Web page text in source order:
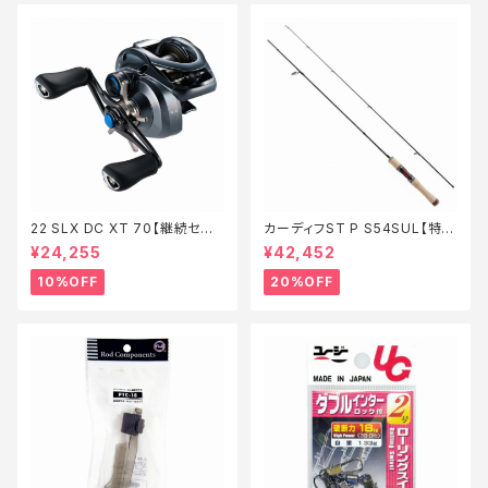
22 SLX DC XT 70【継続セー
ル_リール】【10】
¥24,255
10%OFF
カーディフST P S54SUL【特価
ロッド】【20】
¥42,452
20%OFF